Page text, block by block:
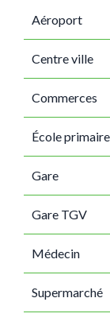
Aéroport
Centre ville
Commerces
École primaire
Gare
Gare TGV
Médecin
Supermarché